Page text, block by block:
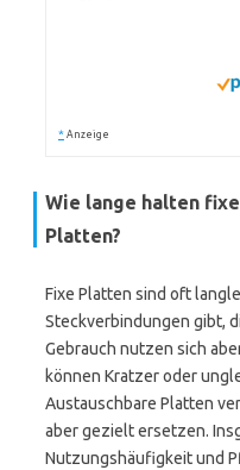
* Anzeige
Wie lange halten
Platten?
Fixe Platten sind oft
Steckverbindungen gibt,
Gebrauch nutzen sich
können Kratzer oder
Austauschbare Platten
aber gezielt ersetzen.
Nutzungshäufigkeit und